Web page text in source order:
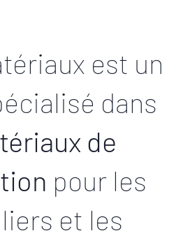
est un
dans
de
pour les
et les